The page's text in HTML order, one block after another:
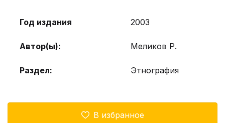
Год издания 2003
Автор(ы): Меликов Р.
Раздел: Этнография
В избранное